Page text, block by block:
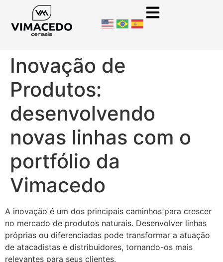
Inovação de
Produtos:
desenvolvendo
novas linhas com o
portfólio da
Vimacedo
A inovação é um dos principais caminhos para crescer
no mercado de produtos naturais. Desenvolver linhas
próprias ou diferenciadas pode transformar a atuação
de atacadistas e distribuidores, tornando-os mais
relevantes para seus clientes.